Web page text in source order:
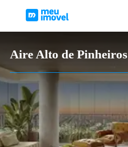
Aire Alto de Pinheiros